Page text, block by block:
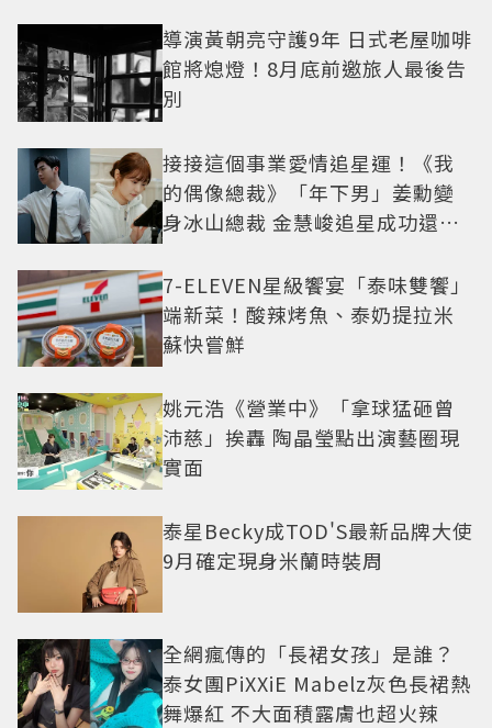
導演黃朝亮守護9年 日式老屋咖啡
館將熄燈！8月底前邀旅人最後告
別
接接這個事業愛情追星運！《我
的偶像總裁》「年下男」姜勳變
身冰山總裁 金慧峻追星成功還偶
7-ELEVEN星級饗宴「泰味雙饗」
端新菜！酸辣烤魚、泰奶提拉米
蘇快嘗鮮
姚元浩《營業中》「拿球猛砸曾
沛慈」挨轟 陶晶瑩點出演藝圈現
實面
泰星Becky成TOD'S最新品牌大使
9月確定現身米蘭時裝周
全網瘋傳的「長裙女孩」是誰？
泰女團PiXXiE Mabelz灰色長裙熱
舞爆紅 不大面積露膚也超火辣